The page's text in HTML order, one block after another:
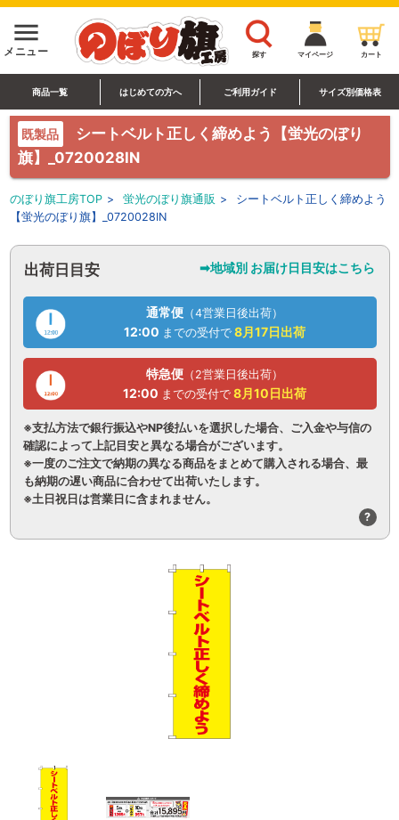
menu
メニュー 探す マイページ カート
商品一覧 はじめての方へ ご利用ガイド サイズ別価格表
既製品
シートベルト正しく締めよう【蛍光のぼり
旗】_0720028IN
のぼり旗工房TOP > 蛍光のぼり旗通販 >
シートベルト正しく締めよう
【蛍光のぼり旗】_0720028IN
出荷日目安 ➡地域別 お届け日目安はこちら
通常便 （4営業日後出荷）
12:00 までの受付で 8月17日出荷
特急便 （2営業日後出荷）
12:00 までの受付で 8月10日出荷
※支払方法で銀行振込やNP後払いを選択した場合、ご入金や与信の
確認によって上記目安と異なる場合がございます。
※一度のご注文で納期の異なる商品をまとめて購入される場合、最
も納期の遅い商品に合わせて出荷いたします。
※土日祝日は営業日に含まれません。
?